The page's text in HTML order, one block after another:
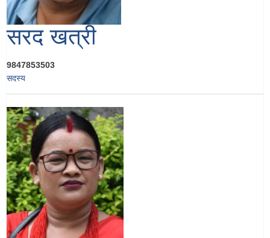
सरद खत्री
9847853503
सदस्य